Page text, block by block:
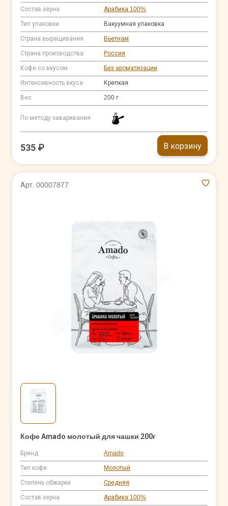
Состав зерна Арабика 100%
Тип упаковки Вакуумная упаковка
Страна выращивания Вьетнам
Страна производства Россия
Кофе со вкусом Без ароматизации
Интенсивность вкуса Крепкая
Вес 200 г
По методу заваривания
535 ₽ В корзину
Арт. 00007877
Кофе Amado молотый для чашки 200г
Бренд Amado
Тип кофе Молотый
Степень обжарки Средняя
Состав зерна Арабика 100%